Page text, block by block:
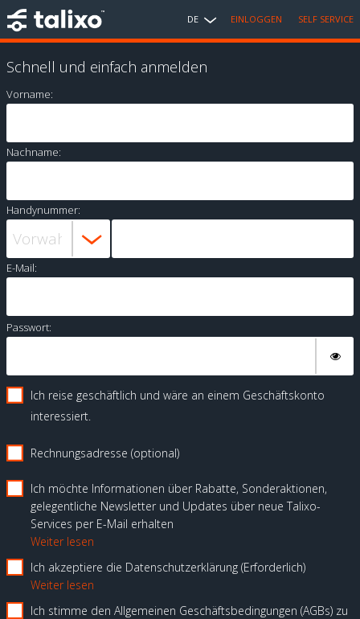
DE EINLOGGEN SELF SERVICE
Schnell und einfach anmelden
Vorname:
Nachname:
Handynummer:
E-Mail:
Passwort:
Ich reise geschäftlich und wäre an einem Geschäftskonto
interessiert.
Rechnungsadresse (optional)
Ich möchte Informationen über Rabatte, Sonderaktionen,
gelegentliche Newsletter und Updates über neue Talixo-
Services per E-Mail erhalten
Weiter lesen
Ich akzeptiere die Datenschutzerklärung Erforderlich
Weiter lesen
Ich stimme den Allgemeinen Geschäftsbedingungen (AGBs) zu